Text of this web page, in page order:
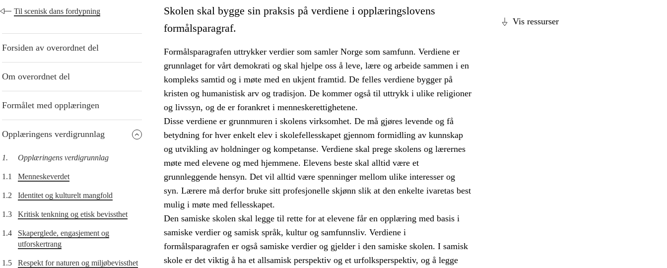
Til scenisk dans fordypning
Forsiden av overordnet del
Om overordnet del
Formålet med opplæringen
Opplæringens verdigrunnlag
1. Opplæringens verdigrunnlag
1.1 Menneskeverdet
1.2 Identitet og kulturelt mangfold
1.3 Kritisk tenkning og etisk bevissthet
1.4
Skaperglede, engasjement og
utforskertrang
1.5 Respekt for naturen og miljøbevissthet
Vis ressurser
Skolen skal bygge sin praksis på verdiene i opplæringslovens
formålsparagraf.
Formålsparagrafen uttrykker verdier som samler Norge som samfunn. Verdiene er
grunnlaget for vårt demokrati og skal hjelpe oss å leve, lære og arbeide sammen i en
kompleks samtid og i møte med en ukjent framtid. De felles verdiene bygger på
kristen og humanistisk arv og tradisjon. De kommer også til uttrykk i ulike religioner
og livssyn, og de er forankret i menneskerettighetene.
Disse verdiene er grunnmuren i skolens virksomhet. De må gjøres levende og få
betydning for hver enkelt elev i skolefellesskapet gjennom formidling av kunnskap
og utvikling av holdninger og kompetanse. Verdiene skal prege skolens og lærernes
møte med elevene og med hjemmene. Elevens beste skal alltid være et
grunnleggende hensyn. Det vil alltid være spenninger mellom ulike interesser og
syn. Lærere må derfor bruke sitt profesjonelle skjønn slik at den enkelte ivaretas best
mulig i møte med fellesskapet.
Den samiske skolen skal legge til rette for at elevene får en opplæring med basis i
samiske verdier og samisk språk, kultur og samfunnsliv. Verdiene i
formålsparagrafen er også samiske verdier og gjelder i den samiske skolen. I samisk
skole er det viktig å ha et allsamisk perspektiv og et urfolksperspektiv, og å legge